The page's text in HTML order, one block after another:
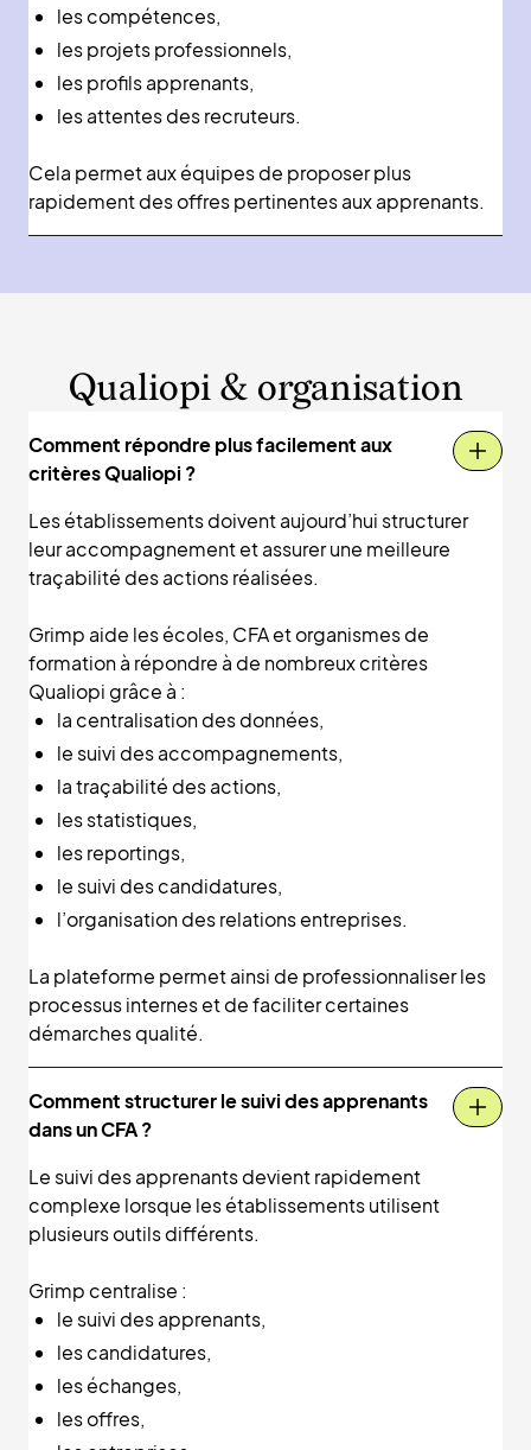
les compétences,
les projets professionnels,
les profils apprenants,
les attentes des recruteurs.
Cela permet aux équipes de proposer plus
rapidement des offres pertinentes aux apprenants.
Qualiopi & organisation
Comment répondre plus facilement aux
critères Qualiopi ?
Les établissements doivent aujourd’hui structurer
leur accompagnement et assurer une meilleure
traçabilité des actions réalisées.
Grimp aide les écoles, CFA et organismes de
formation à répondre à de nombreux critères
Qualiopi grâce à :
la centralisation des données,
le suivi des accompagnements,
la traçabilité des actions,
les statistiques,
les reportings,
le suivi des candidatures,
l’organisation des relations entreprises.
La plateforme permet ainsi de professionnaliser les
processus internes et de faciliter certaines
démarches qualité.
Comment structurer le suivi des apprenants
dans un CFA ?
Le suivi des apprenants devient rapidement
complexe lorsque les établissements utilisent
plusieurs outils différents.
Grimp centralise :
le suivi des apprenants,
les candidatures,
les échanges,
les offres,